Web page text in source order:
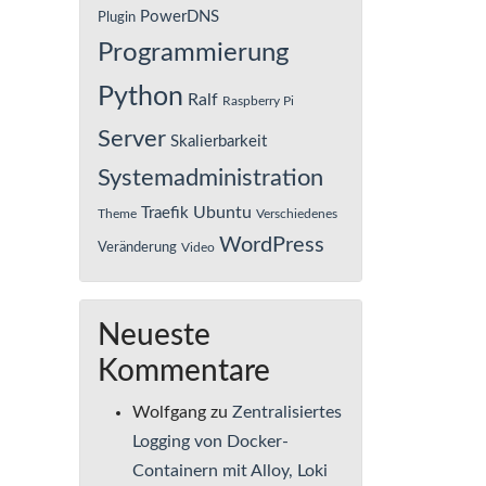
Plugin PowerDNS
Programmierung
Python Ralf Raspberry Pi
Server Skalierbarkeit
Systemadministration
Theme Traefik Ubuntu Verschiedenes
Veränderung Video WordPress
Neueste
Kommentare
Wolfgang zu Zentralisiertes
Logging von Docker-
Containern mit Alloy, Loki